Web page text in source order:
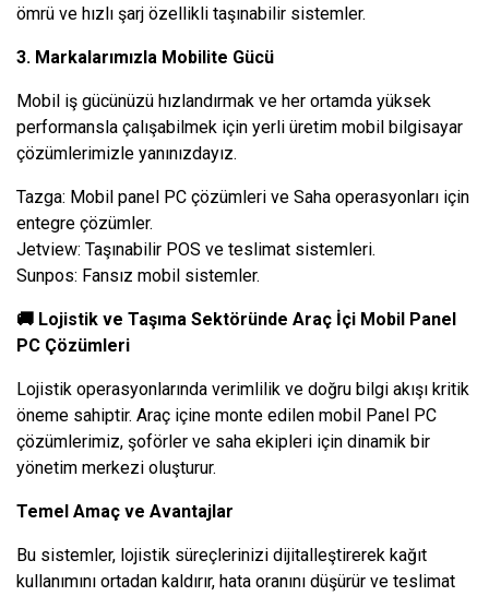
ömrü ve hızlı şarj özellikli taşınabilir sistemler.
3. Markalarımızla Mobilite Gücü
Mobil iş gücünüzü hızlandırmak ve her ortamda yüksek
performansla çalışabilmek için yerli üretim mobil bilgisayar
çözümlerimizle yanınızdayız.
Tazga: Mobil panel PC çözümleri ve Saha operasyonları için
entegre çözümler.
Jetview: Taşınabilir POS ve teslimat sistemleri.
Sunpos: Fansız mobil sistemler.
🚚 Lojistik ve Taşıma Sektöründe Araç İçi Mobil Panel
PC Çözümleri
Lojistik operasyonlarında verimlilik ve doğru bilgi akışı kritik
öneme sahiptir. Araç içine monte edilen mobil Panel PC
çözümlerimiz, şoförler ve saha ekipleri için dinamik bir
yönetim merkezi oluşturur.
Temel Amaç ve Avantajlar
Bu sistemler, lojistik süreçlerinizi dijitalleştirerek kağıt
kullanımını ortadan kaldırır, hata oranını düşürür ve teslimat